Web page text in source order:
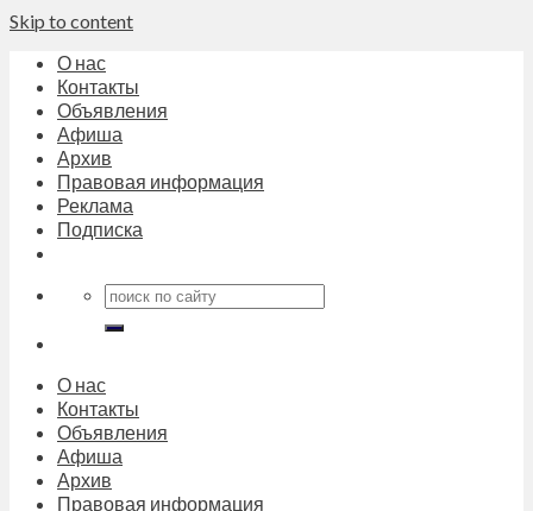
Skip to content
О нас
Контакты
Объявления
Афиша
Архив
Правовая информация
Реклама
Подписка
О нас
Контакты
Объявления
Афиша
Архив
Правовая информация